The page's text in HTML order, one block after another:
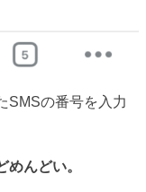
SMSの番号を入力
めんどい。